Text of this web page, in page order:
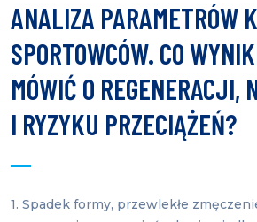
ANALIZA PARAMETRÓW
SPORTOWCÓW. CO
MÓWIĆ O REGENERACJI,
I RYZYKU PRZECIĄŻEŃ?
1. Spadek formy, przewlekłe